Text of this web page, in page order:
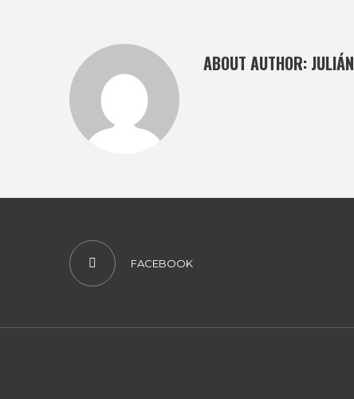
ABOUT AUTHOR: JULIÁN
FACEBOOK